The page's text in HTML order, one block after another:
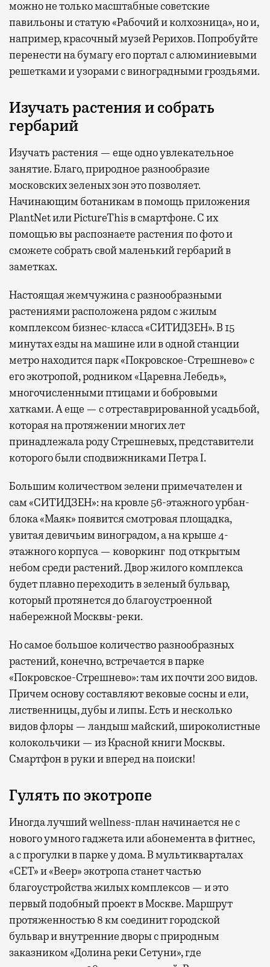
можно не только масштабные советские
павильоны и статую «Рабочий и колхозница», но и,
например, красочный музей Рерихов. Попробуйте
перенести на бумагу его портал с алюминиевыми
решетками и узорами с виноградными гроздьями.
Изучать растения и собрать
гербарий
Изучать растения — еще одно увлекательное
занятие. Благо, природное разнообразие
московских зеленых зон это позволяет.
Начинающим ботаникам в помощь приложения
PlantNet или PictureThis в смартфоне. С их
помощью вы распознаете растения по фото и
сможете собрать свой маленький гербарий в
заметках.
Настоящая жемчужина с разнообразными
растениями расположена рядом с жилым
комплексом бизнес-класса «СИТИДЗЕН». В 15
минутах езды на машине или в одной станции
метро находится парк «Покровское-Стрешнево» с
его экотропой, родником «Царевна Лебедь»,
многочисленными птицами и бобровыми
хатками. А еще — с отреставрированной усадьбой,
которая на протяжении многих лет
принадлежала роду Стрешневых, представители
которого были сподвижниками Петра I.
Большим количеством зелени примечателен и
сам «СИТИДЗЕН»: на кровле 56-этажного урбан-
блока «Маяк» появится смотровая площадка,
увитая девичьим виноградом, а на крыше 4-
этажного корпуса — коворкинг под открытым
небом среди растений. Двор жилого комплекса
будет плавно переходить в зеленый бульвар,
который протянется до благоустроенной
набережной Москвы-реки.
Но самое большое количество разнообразных
растений, конечно, встречается в парке
«Покровское-Стрешнево»: там ихпочти 200 видов.
Причем основу составляют вековые сосны и ели,
лиственницы, дубы и липы. Есть и несколько
видов флоры — ландыш майский, широколистные
колокольчики — из Красной книги Москвы.
Смартфон в руки и вперед на поиски!
Гулять по экотропе
Иногда лучший wellness-план начинается не с
нового умного гаджета или абонемента в фитнес,
а с прогулки в парке у дома. В мультикварталах
«СЕТ» и «Веер» экотропа станет частью
благоустройства жилых комплексов — и это
первый подобный проект в Москве. Маршрут
протяженностью 8 км соединит городской
бульвар и внутренние дворы с природным
заказником «Долина реки Сетуни», где